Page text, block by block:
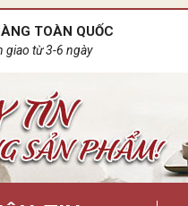
TOÀN QUỐC
giao từ 3-6 ngày